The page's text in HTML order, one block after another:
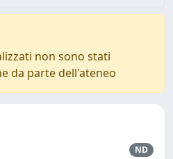
non sono stati
da parte dell'ateneo
ND